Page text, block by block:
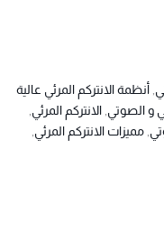
, أنظمة الانتركم المرئي عالية
و الصوتي, الانتركم المرئي,
, مميزات الانتركم المرئي,